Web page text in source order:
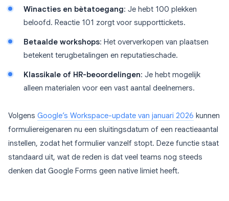
Winacties en bètatoegang: Je hebt 100 plekken
beloofd. Reactie 101 zorgt voor supporttickets.
Betaalde workshops: Het oververkopen van plaatsen
betekent terugbetalingen en reputatieschade.
Klassikale of HR-beoordelingen: Je hebt mogelijk
alleen materialen voor een vast aantal deelnemers.
Volgens Google’s Workspace-update van januari 2026 kunnen
formuliereigenaren nu een sluitingsdatum of een reactieaantal
instellen, zodat het formulier vanzelf stopt. Deze functie staat
standaard uit, wat de reden is dat veel teams nog steeds
denken dat Google Forms geen native limiet heeft.